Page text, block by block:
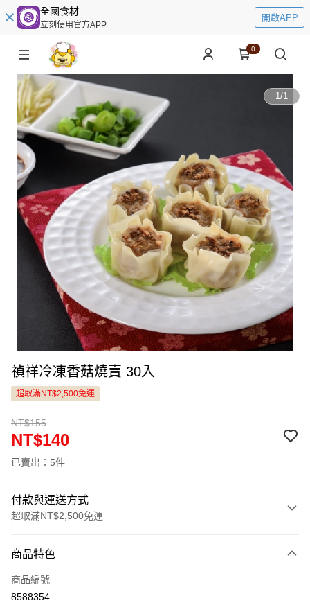
全國食材
立刻使用官方APP
開啟APP
0
1/1
禎祥冷凍香菇燒賣 30入
超取滿NT$2,500免運
NT$155
NT$140
已賣出：5件
付款與運送方式
超取滿NT$2,500免運
信用卡一次付款
LINE Pay
商品特色
商品編號
8588354